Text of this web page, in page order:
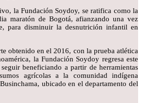
la Fundación Soydoy, se ratifica como la
maratón de Bogotá, afianzando una vez
para disminuir la desnutrición infantil en
obtenido en el 2016, con la prueba atlética
la Fundación Soydoy regresa este
beneficiando a partir de herramientas
agrícolas a la comunidad indígena
ubicado en el departamento del